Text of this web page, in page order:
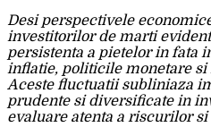
Desi perspectivele
investitorilor de marti
persistenta a pietelor in fata
inflatie, politicile monetare
Aceste fluctuatii subliniaza
prudente si diversificate in
evaluare atenta a riscurilor